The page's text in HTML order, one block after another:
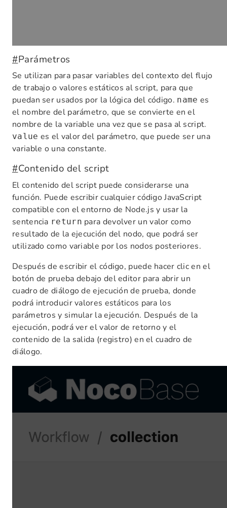
#Parámetros
Se utilizan para pasar variables del contexto del flujo
de trabajo o valores estáticos al script, para que
puedan ser usados por la lógica del código. name es
el nombre del parámetro, que se convierte en el
nombre de la variable una vez que se pasa al script.
value es el valor del parámetro, que puede ser una
variable o una constante.
#Contenido del script
El contenido del script puede considerarse una
función. Puede escribir cualquier código JavaScript
compatible con el entorno de Node.js y usar la
sentencia return para devolver un valor como
resultado de la ejecución del nodo, que podrá ser
utilizado como variable por los nodos posteriores.
Después de escribir el código, puede hacer clic en el
botón de prueba debajo del editor para abrir un
cuadro de diálogo de ejecución de prueba, donde
podrá introducir valores estáticos para los
parámetros y simular la ejecución. Después de la
ejecución, podrá ver el valor de retorno y el
contenido de la salida (registro) en el cuadro de
diálogo.